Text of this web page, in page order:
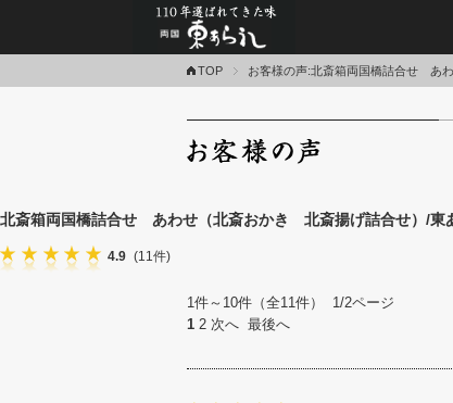
TOP お客様の声:北斎箱両国橋詰合せ あ
北斎箱両国橋詰合せ あわせ（北斎おかき 北斎揚げ詰合せ）/東
4.9 (11件)
1件～10件（全11件） 1/2ページ
1 2 次へ 最後へ